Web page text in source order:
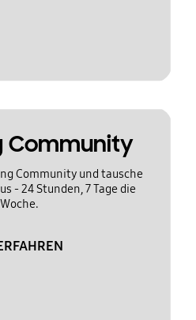
Community
Community und tausche
- 24 Stunden, 7 Tage die
Woche.